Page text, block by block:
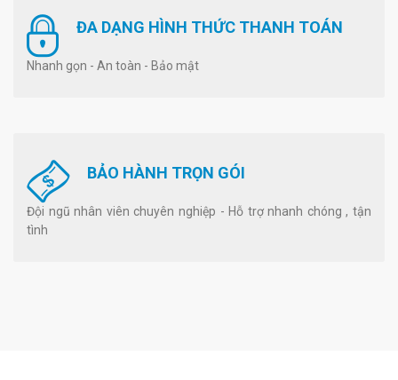
ĐA DẠNG HÌNH THỨC THANH TOÁN
Nhanh gọn - An toàn - Bảo mật
BẢO HÀNH TRỌN GÓI
Đội ngũ nhân viên chuyên nghiệp - Hỗ trợ nhanh chóng , tận
tình